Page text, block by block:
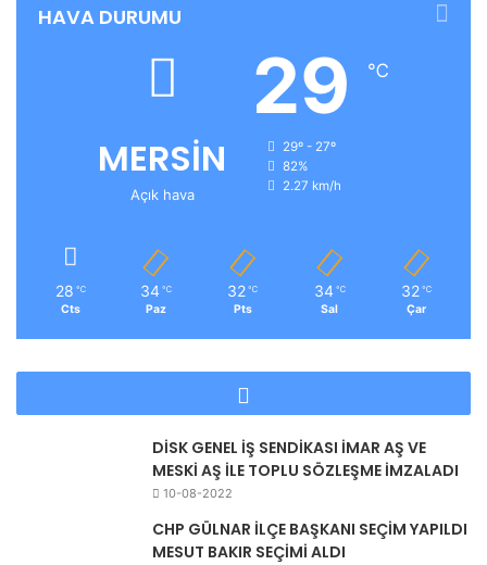
HAVA DURUMU
MERSİN
Açık hava
29 ℃
29º - 27º
82%
2.27 km/h
28 ℃
Cts
34 ℃
Paz
32 ℃
Pts
34 ℃
Sal
32 ℃
Çar
DİSK GENEL İŞ SENDİKASI İMAR AŞ VE
MESKİ AŞ İLE TOPLU SÖZLEŞME İMZALADI
10-08-2022
CHP GÜLNAR İLÇE BAŞKANI SEÇİM YAPILDI
MESUT BAKIR SEÇİMİ ALDI